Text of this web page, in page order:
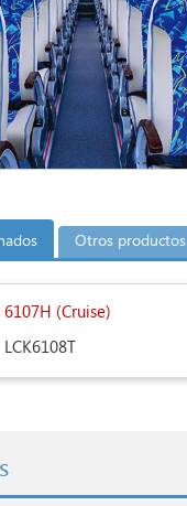
Otros productos
(Cruise)